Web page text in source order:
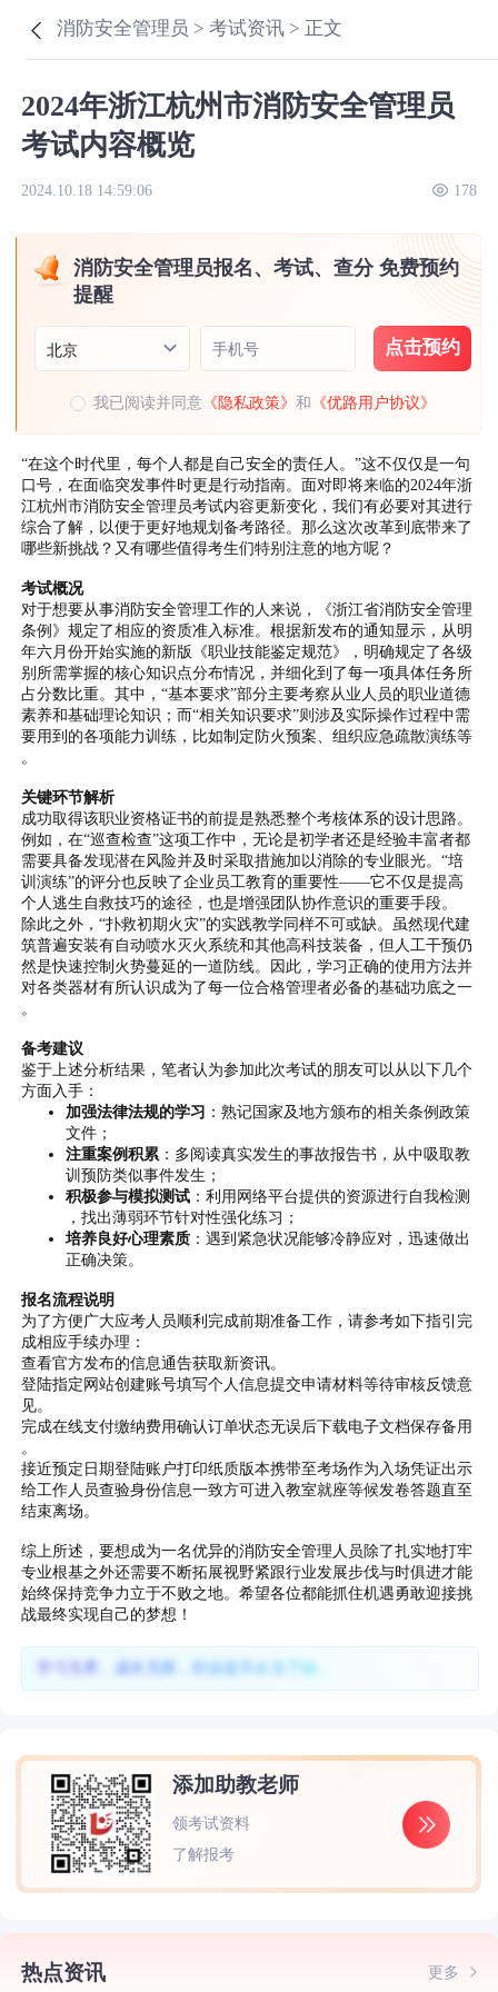
消防安全管理员 >考试资讯 > 正文
2024年浙江杭州市消防安全管理员
考试内容概览
2024.10.18 14:59:06 178
消防安全管理员报名、考试、查分 免费预约
提醒
北京 手机号 点击预约
我已阅读并同意 《隐私政策》和 《优路用户协议》
“在这个时代里，每个人都是自己安全的责任人。”这不仅仅是一句
口号，在面临突发事件时更是行动指南。面对即将来临的2024年浙
江杭州市消防安全管理员考试内容更新变化，我们有必要对其进行
综合了解，以便于更好地规划备考路径。那么这次改革到底带来了
哪些新挑战？又有哪些值得考生们特别注意的地方呢？
考试概况
对于想要从事消防安全管理工作的人来说，《浙江省消防安全管理
条例》规定了相应的资质准入标准。根据新发布的通知显示，从明
年六月份开始实施的新版《职业技能鉴定规范》，明确规定了各级
别所需掌握的核心知识点分布情况，并细化到了每一项具体任务所
占分数比重。其中，“基本要求”部分主要考察从业人员的职业道德
素养和基础理论知识；而“相关知识要求”则涉及实际操作过程中需
要用到的各项能力训练，比如制定防火预案、组织应急疏散演练等
。
关键环节解析
成功取得该职业资格证书的前提是熟悉整个考核体系的设计思路。
例如，在“巡查检查”这项工作中，无论是初学者还是经验丰富者都
需要具备发现潜在风险并及时采取措施加以消除的专业眼光。“培
训演练”的评分也反映了企业员工教育的重要性——它不仅是提高
个人逃生自救技巧的途径，也是增强团队协作意识的重要手段。
除此之外，“扑救初期火灾”的实践教学同样不可或缺。虽然现代建
筑普遍安装有自动喷水灭火系统和其他高科技装备，但人工干预仍
然是快速控制火势蔓延的一道防线。因此，学习正确的使用方法并
对各类器材有所认识成为了每一位合格管理者必备的基础功底之一
。
备考建议
鉴于上述分析结果，笔者认为参加此次考试的朋友可以从以下几个
方面入手：
加强法律法规的学习 ：熟记国家及地方颁布的相关条例政策
文件；
注重案例积累 ：多阅读真实发生的事故报告书，从中吸取教
训预防类似事件发生；
积极参与模拟测试 ：利用网络平台提供的资源进行自我检测
，找出薄弱环节针对性强化练习；
培养良好心理素质 ：遇到紧急状况能够冷静应对，迅速做出
正确决策。
报名流程说明
为了方便广大应考人员顺利完成前期准备工作，请参考如下指引完
成相应手续办理：
查看官方发布的信息通告获取新资讯。
登陆指定网站创建账号填写个人信息提交申请材料等待审核反馈意
见。
完成在线支付缴纳费用确认订单状态无误后下载电子文档保存备用
。
接近预定日期登陆账户打印纸质版本携带至考场作为入场凭证出示
给工作人员查验身份信息一致方可进入教室就座等候发卷答题直至
结束离场。
综上所述，要想成为一名优异的消防安全管理人员除了扎实地打牢
专业根基之外还需要不断拓展视野紧跟行业发展步伐与时俱进才能
始终保持竞争力立于不败之地。希望各位都能抓住机遇勇敢迎接挑
战最终实现自己的梦想！
学习无界、成长无限，职业提升从当下始。
添加助教老师
领考试资料
了解报考
热点资讯 更多